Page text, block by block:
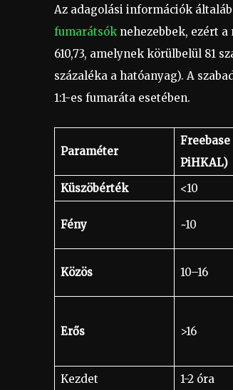
Az adagolási információk
fumarátsók nehezebbek, ezért
610,73, amelynek körülbelül 81
százaléka a hatóanyag). A
1:1-es fumaráta esetében.
Paraméter
PiHKAL)
Küszöbérték
<10
Fény ~10
Közös 10–16
Erős >16
Kezdet
1-2 óra